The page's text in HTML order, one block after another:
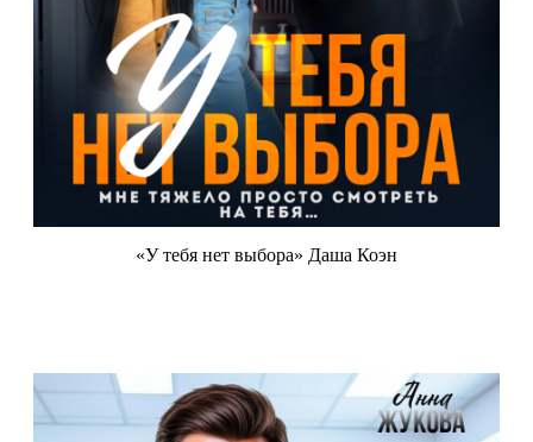
«У тебя нет выбора» Даша Коэн